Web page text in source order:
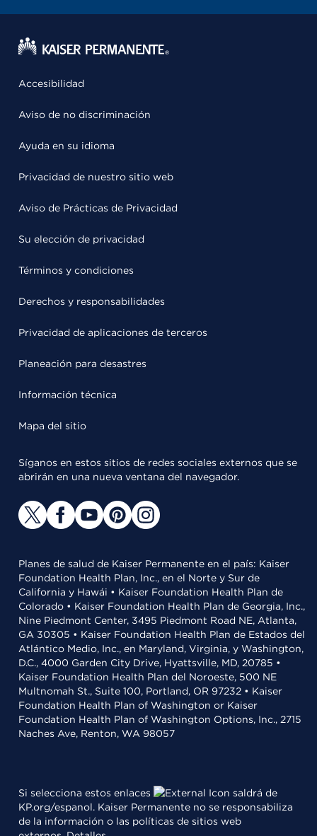
Accesibilidad
Aviso de no discriminación
Ayuda en su idioma
Privacidad de nuestro sitio web
Aviso de Prácticas de Privacidad
Su elección de privacidad
Términos y condiciones
Derechos y responsabilidades
Privacidad de aplicaciones de terceros
Planeación para desastres
Información técnica
Mapa del sitio
Síganos en estos sitios de redes sociales externos que se
abrirán en una nueva ventana del navegador.
Planes de salud de Kaiser Permanente en el país: Kaiser
Foundation Health Plan, Inc., en el Norte y Sur de
California y Hawái • Kaiser Foundation Health Plan de
Colorado • Kaiser Foundation Health Plan de Georgia, Inc.,
Nine Piedmont Center, 3495 Piedmont Road NE, Atlanta,
GA 30305 • Kaiser Foundation Health Plan de Estados del
Atlántico Medio, Inc., en Maryland, Virginia, y Washington,
D.C., 4000 Garden City Drive, Hyattsville, MD, 20785 •
Kaiser Foundation Health Plan del Noroeste, 500 NE
Multnomah St., Suite 100, Portland, OR 97232 • Kaiser
Foundation Health Plan of Washington or Kaiser
Foundation Health Plan of Washington Options, Inc., 2715
Naches Ave, Renton, WA 98057
Si selecciona estos enlaces
saldrá de
KP.org/espanol. Kaiser Permanente no se responsabiliza
de la información o las políticas de sitios web